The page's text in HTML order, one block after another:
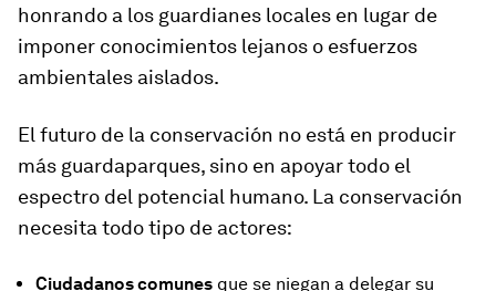
honrando a los guardianes locales en lugar de
imponer conocimientos lejanos o esfuerzos
ambientales aislados.
El futuro de la conservación no está en producir
más guardaparques, sino en apoyar todo el
espectro del potencial humano. La conservación
necesita todo tipo de actores:
Ciudadanos comunes que se niegan a delegar su